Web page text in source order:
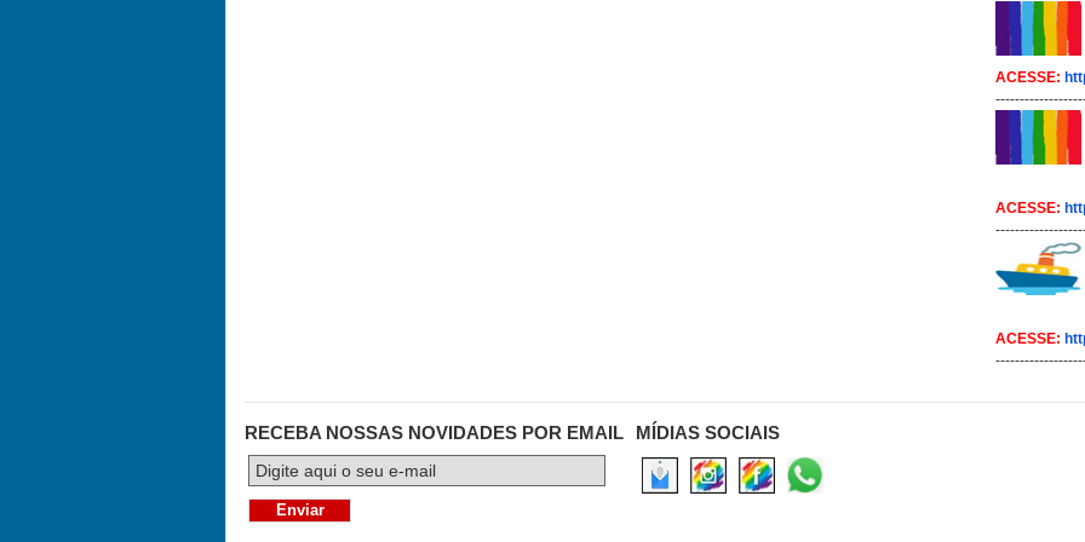
ACESSE:
ACESSE:
ACESSE:
RECEBA NOSSAS NOVIDADES POR EMAIL MÍDIAS SOCIAIS